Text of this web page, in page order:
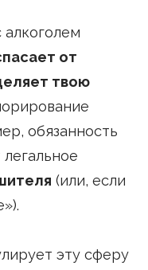
алкоголем
от
твою
обязанность
(или, если
эту сферу